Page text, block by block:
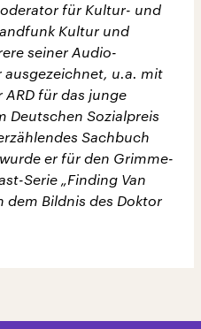
für Kultur- und
Kultur und
seiner Audio-
u.a. mit
für das junge
Deutschen Sozialpreis
Sachbuch
er für den Grimme-
Serie „Finding Van
dem Bildnis des Doktor